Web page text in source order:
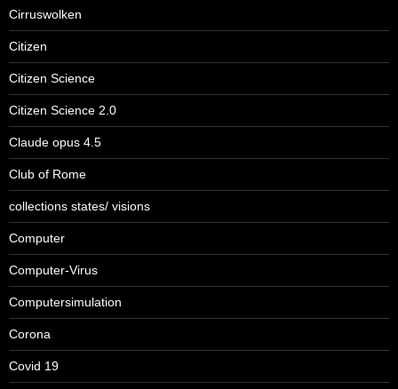
Cirruswolken
Citizen
Citizen Science
Citizen Science 2.0
Claude opus 4.5
Club of Rome
collections states/ visions
Computer
Computer-Virus
Computersimulation
Corona
Covid 19